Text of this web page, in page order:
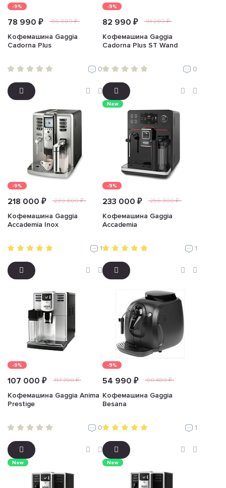
-9%
78 990 ₽ 86 889 ₽
Кофемашина Gaggia
Cadorna Plus
0
-9%
82 990 ₽ 91 289 ₽
Кофемашина Gaggia
Cadorna Plus ST Wand
0
-9%
218 000 ₽ 239 800 ₽
Кофемашина Gaggia
Accademia Inox
1
New
-9%
233 000 ₽ 256 300 ₽
Кофемашина Gaggia
Accademia
1
-9%
107 000 ₽ 117 700 ₽
Кофемашина Gaggia Anima
Prestige
0
-9%
54 990 ₽ 60 489 ₽
Кофемашина Gaggia
Besana
1
New New